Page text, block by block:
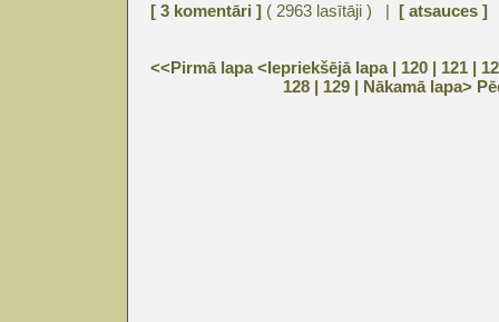
[ 3 komentāri ] ( 2963 lasītāji ) | [ atsauces ]
<<Pirmā lapa<Iepriekšējā lapa | 120 | 121 |
128| 129| Nākamā lapa>